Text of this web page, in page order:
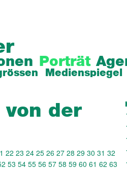
Porträt
Medienspiegel
von der
22 23 24 25 26 27 28 29 30 31 32
53 54 55 56 57 58 59 60 61 62 63